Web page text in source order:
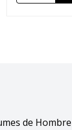
de Hombre